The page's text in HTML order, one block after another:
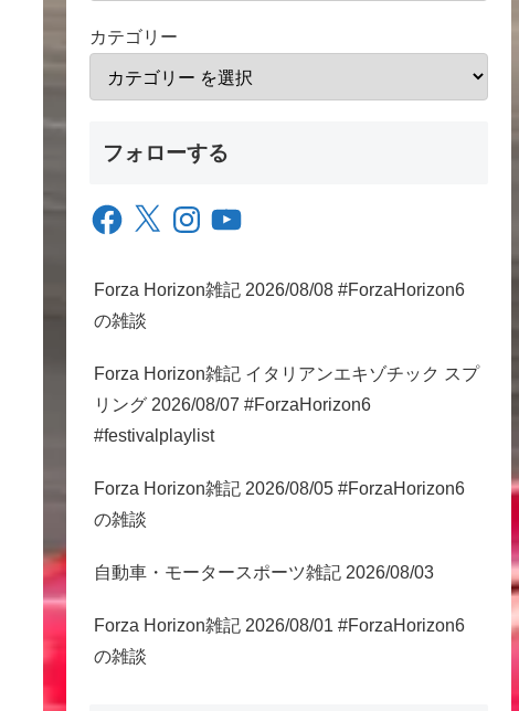
カテゴリー
フォローする
Facebook
X InstagramYouTube
Forza Horizon雑記 2026/08/08 #ForzaHorizon6
の雑談
Forza Horizon雑記 イタリアンエキゾチック スプ
リング 2026/08/07 #ForzaHorizon6
#festivalplaylist
Forza Horizon雑記 2026/08/05 #ForzaHorizon6
の雑談
自動車・モータースポーツ雑記 2026/08/03
Forza Horizon雑記 2026/08/01 #ForzaHorizon6
の雑談